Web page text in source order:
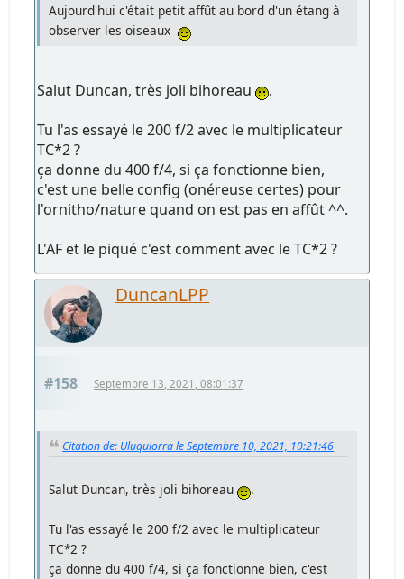
Aujourd'hui c'était petit affût au bord d'un étang à
observer les oiseaux
Salut Duncan, très joli bihoreau
.
Tu l'as essayé le 200 f/2 avec le multiplicateur
TC*2 ?
ça donne du 400 f/4, si ça fonctionne bien,
c'est une belle config (onéreuse certes) pour
l'ornitho/nature quand on est pas en affût ^^.
L'AF et le piqué c'est comment avec le TC*2 ?
DuncanLPP
#158 Septembre 13, 2021, 08:01:37
Citation de: Uluquiorra le Septembre 10, 2021, 10:21:46
Salut Duncan, très joli bihoreau .
Tu l'as essayé le 200 f/2 avec le multiplicateur
TC*2 ?
ça donne du 400 f/4, si ça fonctionne bien, c'est